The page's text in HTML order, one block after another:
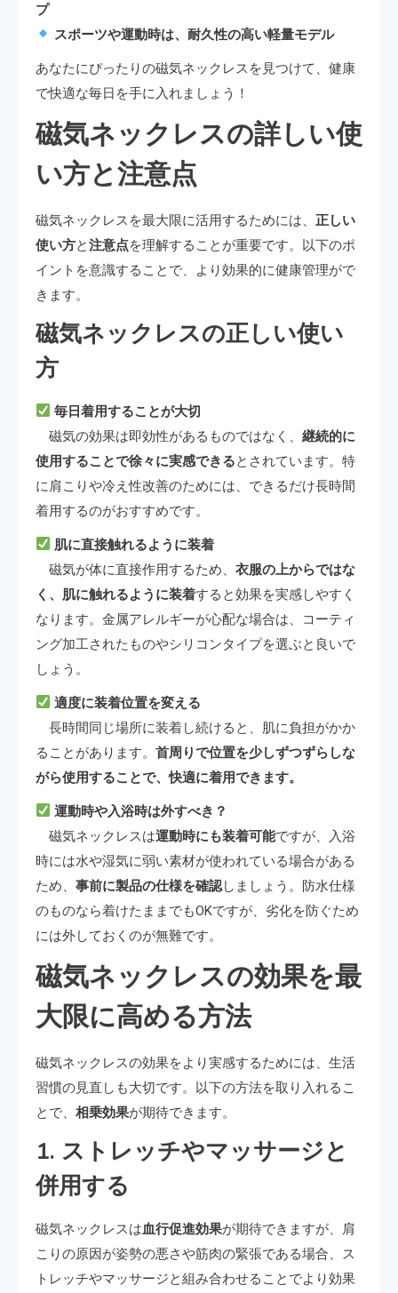
プ
スポーツや運動時は、耐久性の高い軽量モデル
あなたにぴったりの磁気ネックレスを見つけて、健康
で快適な毎日を手に入れましょう！
磁気ネックレスの詳しい使
い方と注意点
磁気ネックレスを最大限に活用するためには、 正しい
使い方と注意点を理解することが重要です。以下のポ
イントを意識することで、より効果的に健康管理がで
きます。
磁気ネックレスの正しい使い
方
毎日着用することが大切
磁気の効果は即効性があるものではなく、 継続的に
使用することで徐々に実感できるとされています。特
に肩こりや冷え性改善のためには、できるだけ長時間
着用するのがおすすめです。
肌に直接触れるように装着
磁気が体に直接作用するため、 衣服の上からではな
く、肌に触れるように装着すると効果を実感しやすく
なります。金属アレルギーが心配な場合は、コーティ
ング加工されたものやシリコンタイプを選ぶと良いで
しょう。
適度に装着位置を変える
長時間同じ場所に装着し続けると、肌に負担がかか
ることがあります。 首周りで位置を少しずつずらしな
がら使用することで、快適に着用できます。
運動時や入浴時は外すべき？
磁気ネックレスは運動時にも装着可能ですが、入浴
時には水や湿気に弱い素材が使われている場合がある
ため、 事前に製品の仕様を確認しましょう。防水仕様
のものなら着けたままでもOKですが、劣化を防ぐため
には外しておくのが無難です。
磁気ネックレスの効果を最
大限に高める方法
磁気ネックレスの効果をより実感するためには、生活
習慣の見直しも大切です。以下の方法を取り入れるこ
とで、 相乗効果が期待できます。
1. ストレッチやマッサージと
併用する
磁気ネックレスは血行促進効果が期待できますが、肩
こりの原因が姿勢の悪さや筋肉の緊張である場合、ス
トレッチやマッサージと組み合わせることでより効果